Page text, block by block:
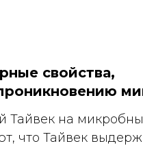
свойства,
Тайвек на
что Тайвек